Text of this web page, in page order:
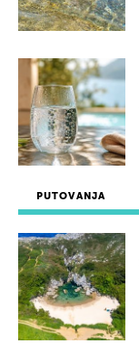
PUTOVANJA